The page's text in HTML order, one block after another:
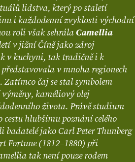
lidstva, který po staletí
i každodenní zvyklosti východní
roli však sehrálaCamellia
v jižní Číně jako zdroj
v kuchyni, tak tradičně i k
v mnoha regionech
čaj se stal symbolem
kaméliový olej
života. Právě studium
hlubšímu poznání celého
badatelé jako Carl Peter Thunberg
Fortune (1812–1880) při
tak není pouze rodem